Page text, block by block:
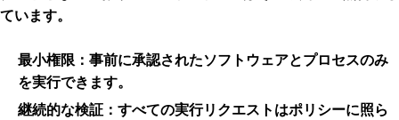
ています。
最小権限 ：事前に承認されたソフトウェアとプロセスのみ
を実行できます。
継続的な検証 ：すべての実行リクエストはポリシーに照ら